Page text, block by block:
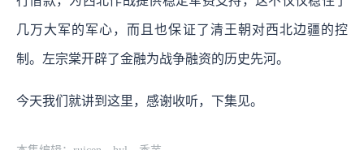
几万大军的军心，而且也保证了清王朝对西北边疆的控
制。左宗棠开辟了金融为战争融资的历史先河。
今天我们就讲到这里，感谢收听，下集见。